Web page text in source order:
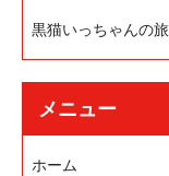
黒猫いっちゃんの旅
メニュー
ホーム